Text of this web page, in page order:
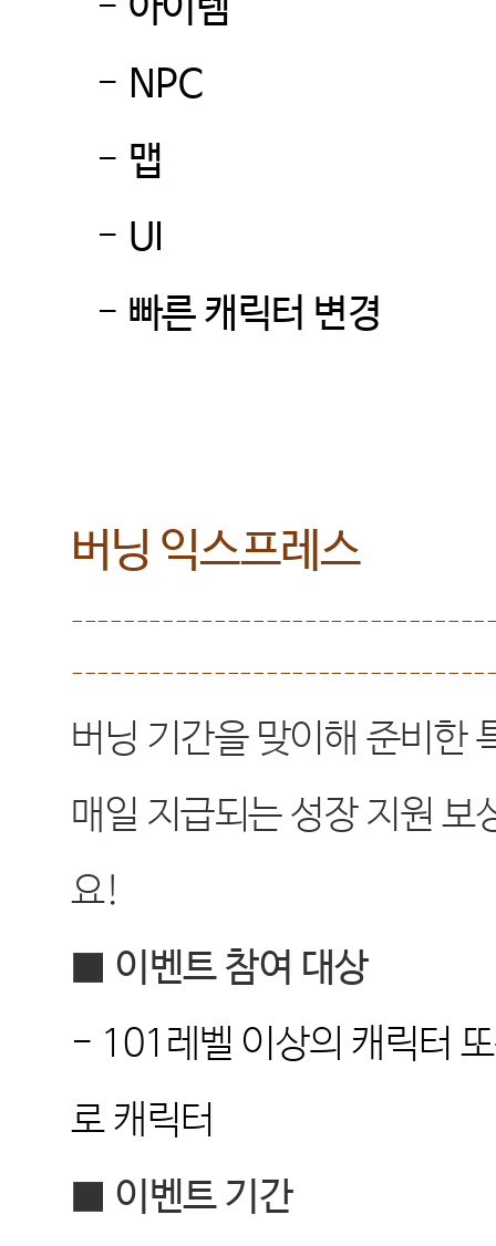
- 아이템
- NPC
- 맵
- UI
- 빠른 캐릭터 변경
버닝 익스프레스
버닝 기간을 맞이해 준비한
매일 지급되는 성장 지원 보
요!
이벤트 참여 대상
- 101 레벨 이상의 캐릭터
로 캐릭터
이벤트 기간